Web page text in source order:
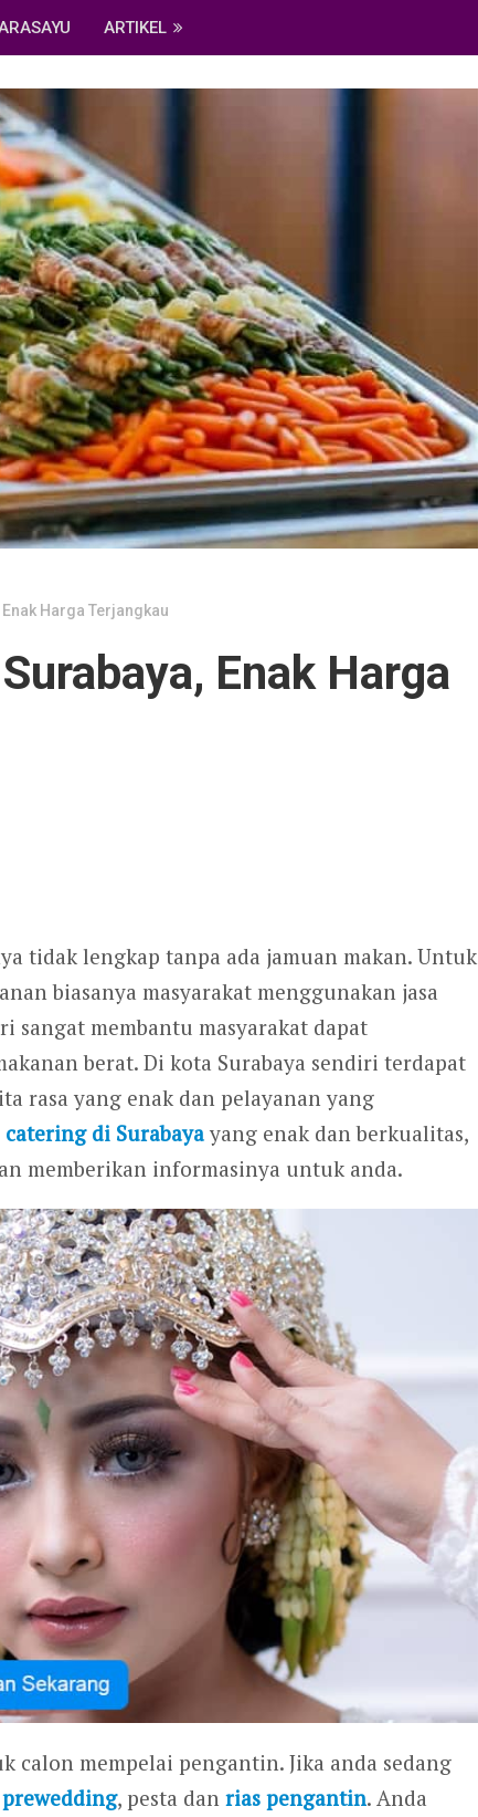
ARTIKEL
Harga Terjangkau
Enak Harga
tidak lengkap tanpa ada jamuan makan. Untuk
biasanya masyarakat menggunakan jasa
sangat membantu masyarakat dapat
berat. Di kota Surabaya sendiri terdapat
rasa yang enak dan pelayanan yang
catering di Surabaya yang enak dan berkualitas,
memberikan informasinya untuk anda.
calon mempelai pengantin. Jika anda sedang
prewedding, pesta dan rias pengantin. Anda